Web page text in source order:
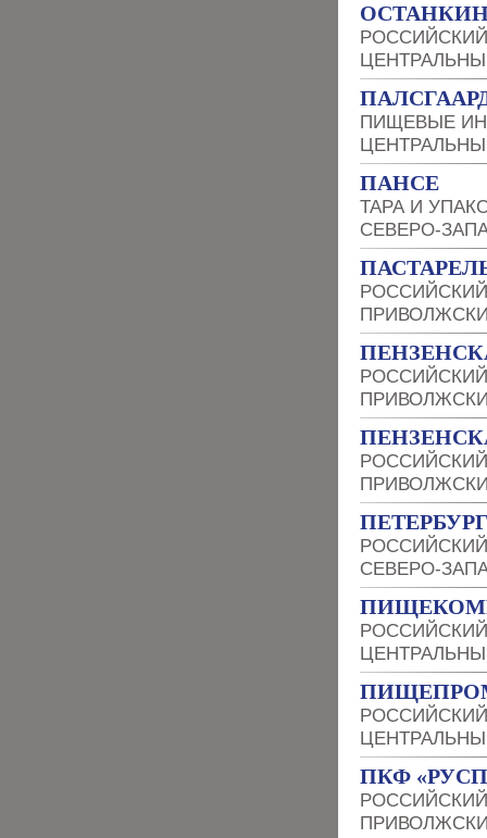
ПИЩЕВЫЕ
ПАНСЕ
ТАРА И
СЕВЕРО-
СЕВЕРО-
ПКФ